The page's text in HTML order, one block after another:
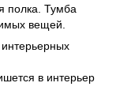
полка. Тумба
вещей.
в интерьер